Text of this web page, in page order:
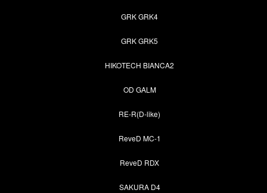
GRK GRK4
GRK GRK5
HIKOTECH BIANCA2
OD GALM
RE-R(D-like)
ReveD MC-1
ReveD RDX
SAKURA D4